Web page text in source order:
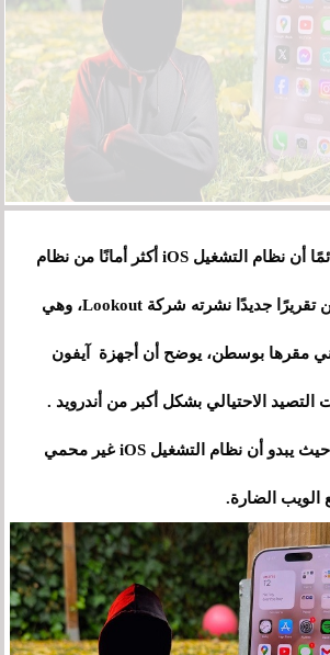
تاريخيًا، كان يُعتقد دائمًا أن نظام التشغيل iOS أكثر أمانًا من نظام
التشغيل أندرويد . لكن تقريرًا جديدًا نشرته شركة Lookout، وهي
مقرها بوسطن، يوضح أن أجهزة آيفون
الاحتيالي بشكل أكبر من أندرويد .
وليس ذلك فحسب، حيث يبدو أن نظام التشغيل iOS غير محمي
الويب الضارة.